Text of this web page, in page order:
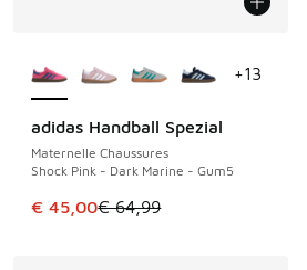
adidas Handball Spezial
Maternelle Chaussures
Shock Pink - Dark Marine - Gum5
Cet article est en promotion.
€ 45,00€ 64,99
ÉCONOMISE 19 €
+13